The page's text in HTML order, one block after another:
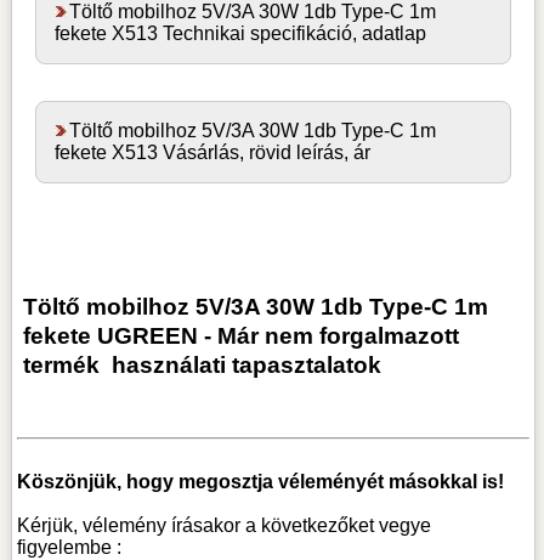
Töltő mobilhoz 5V/3A 30W 1db Type-C 1m
fekete X513 Technikai specifikáció, adatlap
Töltő mobilhoz 5V/3A 30W 1db Type-C 1m
fekete X513 Vásárlás, rövid leírás, ár
Töltő mobilhoz 5V/3A 30W 1db Type-C 1m
fekete UGREEN - Már nem forgalmazott
termék használati tapasztalatok
Köszönjük, hogy megosztja véleményét másokkal is!
Kérjük, vélemény írásakor a következőket vegye
figyelembe :